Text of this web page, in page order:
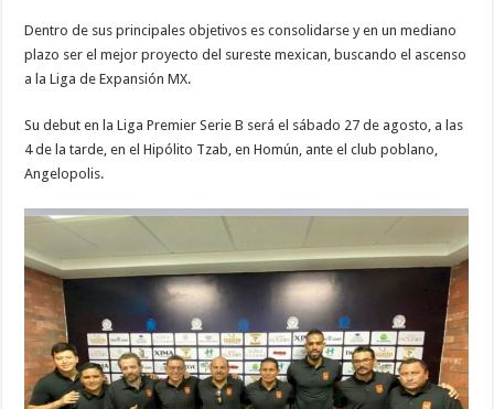
Dentro de sus principales objetivos es consolidarse y en un mediano
plazo ser el mejor proyecto del sureste mexican, buscando el ascenso
a la Liga de Expansión MX.
Su debut en la Liga Premier Serie B será el sábado 27 de agosto, a las
4 de la tarde, en el Hipólito Tzab, en Homún, ante el club poblano,
Angelopolis.